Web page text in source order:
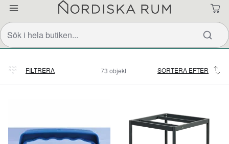
FILTRERA SORTERA EFTER
73 objekt